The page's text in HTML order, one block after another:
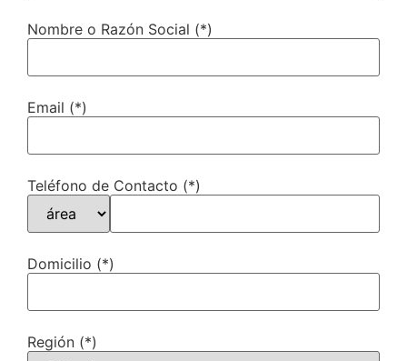
Nombre o Razón Social (*)
Email (*)
Teléfono de Contacto (*)
Domicilio (*)
Región (*)